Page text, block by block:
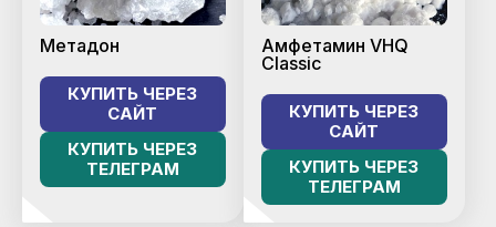
Метадон
КУПИТЬ ЧЕРЕЗ
САЙТ
КУПИТЬ ЧЕРЕЗ
ТЕЛЕГРАМ
Амфетамин VHQ
Classic
КУПИТЬ ЧЕРЕЗ
САЙТ
КУПИТЬ ЧЕРЕЗ
ТЕЛЕГРАМ